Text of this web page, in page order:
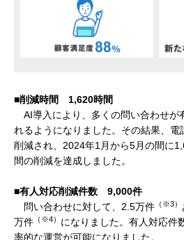
■削減時間 1,620時間
AI導入により、多くの問い合わせが
れるようになりました。その結果、電
削減され、2024年1月から5月の間に
間の削減を達成しました。
■有人対応削減件数 9,000件
問い合わせに対して、2.5万件 （※3）
万件 （※4） になりました。有人対応件
率的な運営が可能になりました。